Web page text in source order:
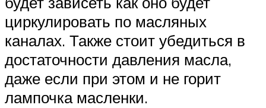
циркулировать по масляных
каналах. Также стоит убедиться в
достаточности давления масла,
даже если при этом и не горит
лампочка масленки.